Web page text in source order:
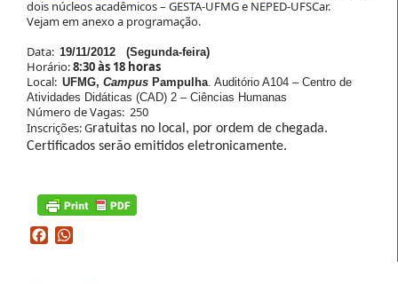
dois núcleos acadêmicos – GESTA-UFMG e NEPED-UFSCar.
Vejam em anexo a programação.
Data: 19/11/2012 (Segunda-feira)
Horário:8:30 às 18 horas
Local: UFMG, Campus Pampulha . Auditório A104 – Centro de
Atividades Didáticas (CAD) 2 – Ciências Humanas
Número de Vagas: 250
Inscrições: Gratuitas no local, por ordem de chegada.
Certificados serão emitidos eletronicamente.
Facebook